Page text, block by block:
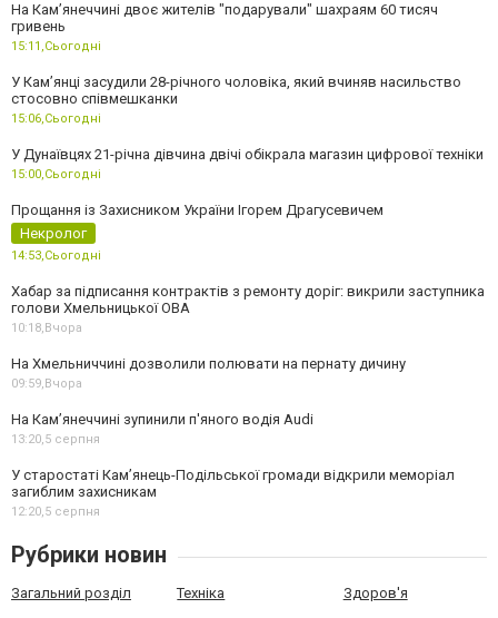
На Камʼянеччині двоє жителів "подарували" шахраям 60 тисяч
гривень
15:11,Сьогодні
У Камʼянці засудили 28-річного чоловіка, який вчиняв насильство
стосовно співмешканки
15:06,Сьогодні
У Дунаївцях 21-річна дівчина двічі обікрала магазин цифрової техніки
15:00,Сьогодні
Прощання із Захисником України Ігорем Драгусевичем
Некролог
14:53,Сьогодні
Хабар за підписання контрактів з ремонту доріг: викрили заступника
голови Хмельницької ОВА
10:18, Вчора
На Хмельниччині дозволили полювати на пернату дичину
09:59, Вчора
На Камʼянеччині зупинили п'яного водія Audi
13:20,5 серпня
У старостаті Кам’янець-Подільської громади відкрили меморіал
загиблим захисникам
12:20,5 серпня
Рубрики новин
Загальний розділ Техніка Здоров'я